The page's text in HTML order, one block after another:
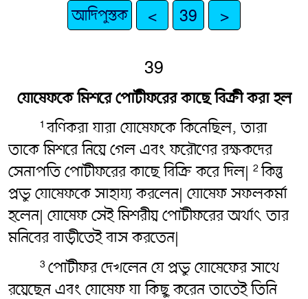
আদিপুস্তক < 39 >
39
যোষেফকে মিশরে পোটীফরের কাছে বিক্রী করা হল
1বণিকরা যারা যোষেফকে কিনেছিল, তারা
তাকে মিশরে নিয়ে গেল এবং ফরৌণের রক্ষকদের
সেনাপতি পোটীফরের কাছে বিক্রি করে দিল| 2কিন্তু
প্রভু যোষেফকে সাহায্য করলেন| যোষেফ সফলকর্মা
হলেন| যোষেফ সেই মিশরীয় পোটীফরের অর্থাৎ‌ তার
মনিবের বাড়ীতেই বাস করতেন|
3 পোটীফর দেখলেন যে প্রভু যোষেফের সাথে
রয়েছেন এবং যোষেফ যা কিছু করেন তাতেই তিনি